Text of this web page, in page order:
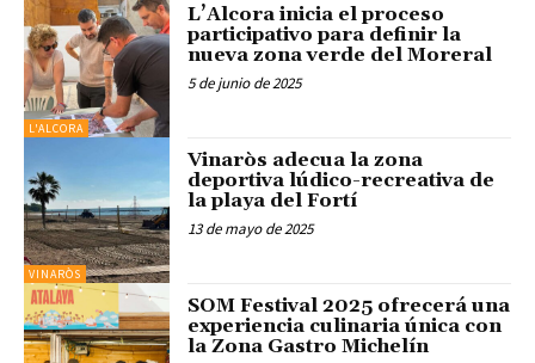
L'ALCORA
L’Alcora inicia el proceso
participativo para definir la
nueva zona verde del Moreral
5 de junio de 2025
VINARÒS
Vinaròs adecua la zona
deportiva lúdico-recreativa de
la playa del Fortí
13 de mayo de 2025
SOM Festival 2025 ofrecerá una
experiencia culinaria única con
la Zona Gastro Michelín